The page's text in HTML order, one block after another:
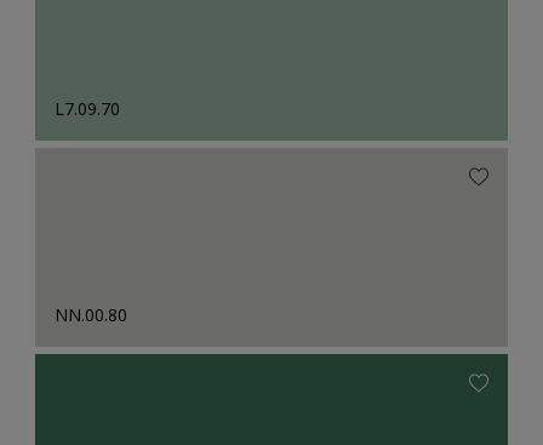
L7.09.70
NN.00.80